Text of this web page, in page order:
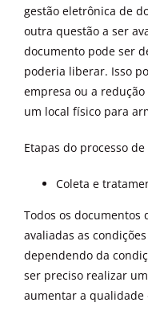
gestão eletrônica de
outra questão a ser
documento pode ser
poderia liberar. Isso
empresa ou a
um local físico para
Etapas do processo
Coleta e
Todos os documentos
avaliadas as
dependendo da
ser preciso realizar
aumentar a qualidade